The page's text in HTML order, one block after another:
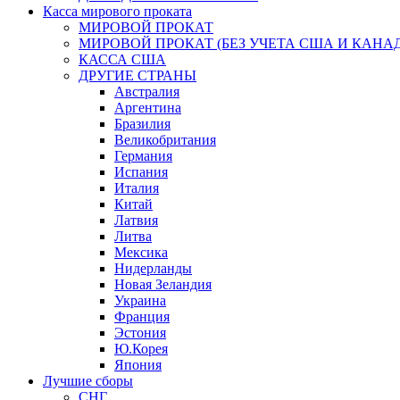
Касса мирового проката
МИРОВОЙ ПРОКАТ
МИРОВОЙ ПРОКАТ (БЕЗ УЧЕТА США И
КАССА США
ДРУГИЕ СТРАНЫ
Австралия
Аргентина
Бразилия
Великобритания
Германия
Испания
Италия
Китай
Латвия
Литва
Мексика
Нидерланды
Новая Зеландия
Украина
Франция
Эстония
Ю.Корея
Япония
Лучшие сборы
СНГ